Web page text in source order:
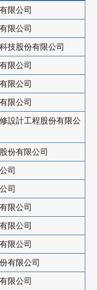
限公司
限公司
技股份有限公司
限公司
限公司
限公司
設計工程股份有限公
份有限公司
司
司
限公司
限公司
限公司
有限公司
限公司